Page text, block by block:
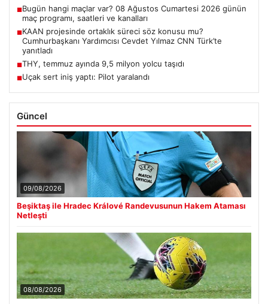
■Bugün hangi maçlar var? 08 Ağustos Cumartesi 2026 günün
maç programı, saatleri ve kanalları
■KAAN projesinde ortaklık süreci söz konusu mu?
Cumhurbaşkanı Yardımcısı Cevdet Yılmaz CNN Türk’te
yanıtladı
■THY, temmuz ayında 9,5 milyon yolcu taşıdı
■Uçak sert iniş yaptı: Pilot yaralandı
Güncel
09/08/2026
Beşiktaş ile Hradec Králové Randevusunun Hakem Ataması
Netleşti
08/08/2026